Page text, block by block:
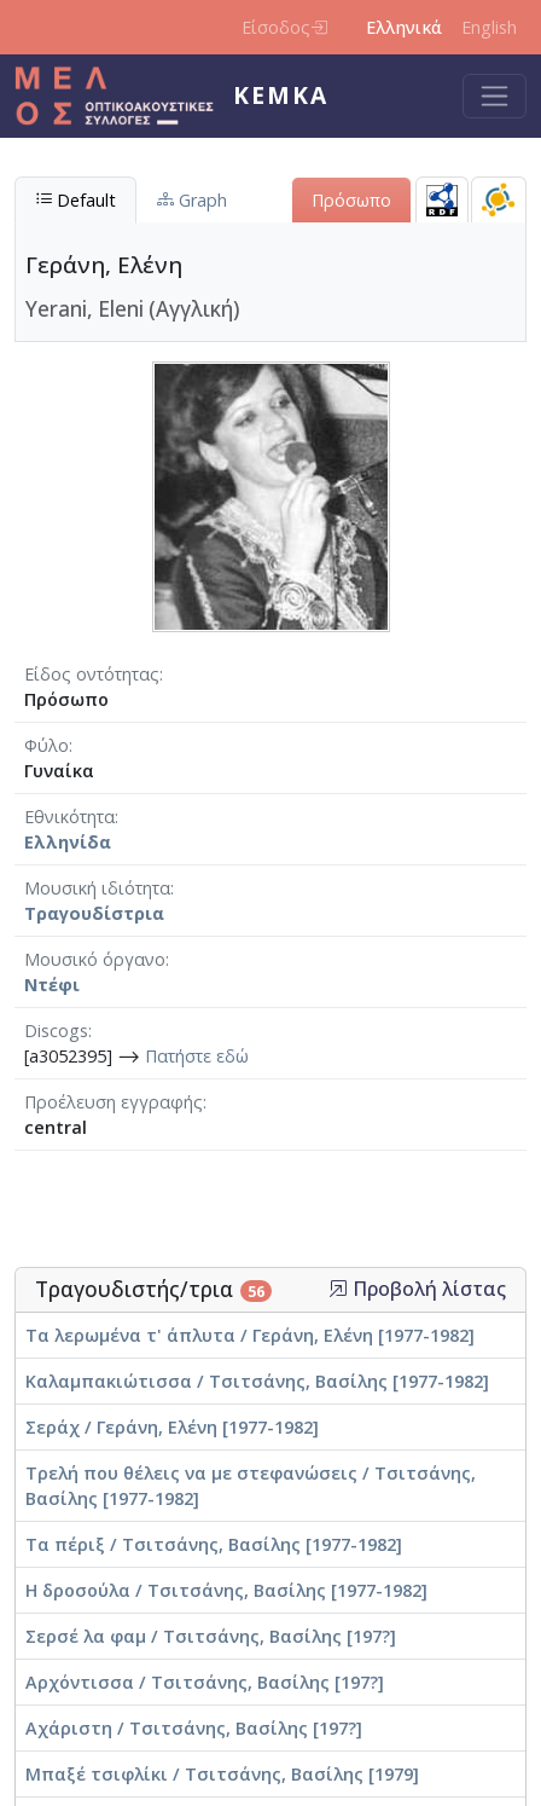
Είσοδος Ελληνικά English
ΚΕΜΚΑ
Default Graph Πρόσωπο
Γεράνη, Ελένη
Yerani, Eleni (Αγγλική)
Είδος οντότητας
Πρόσωπο
Φύλο
Γυναίκα
Εθνικότητα
Ελληνίδα
Μουσική ιδιότητα
Τραγουδίστρια
Μουσικό όργανο
Ντέφι
Discogs
[a3052395] ⟶ Πατήστε εδώ
Προέλευση εγγραφής
central
Τραγουδιστής/τρια 56 Προβολή λίστας
Τα λερωμένα τ' άπλυτα / Γεράνη, Ελένη [1977-1982]
Καλαμπακιώτισσα / Τσιτσάνης, Βασίλης [1977-1982]
Σεράχ / Γεράνη, Ελένη [1977-1982]
Τρελή που θέλεις να με στεφανώσεις / Τσιτσάνης,
Βασίλης [1977-1982]
Τα πέριξ / Τσιτσάνης, Βασίλης [1977-1982]
Η δροσούλα / Τσιτσάνης, Βασίλης [1977-1982]
Σερσέ λα φαμ / Τσιτσάνης, Βασίλης [197?]
Αρχόντισσα / Τσιτσάνης, Βασίλης [197?]
Αχάριστη / Τσιτσάνης, Βασίλης [197?]
Μπαξέ τσιφλίκι / Τσιτσάνης, Βασίλης [1979]